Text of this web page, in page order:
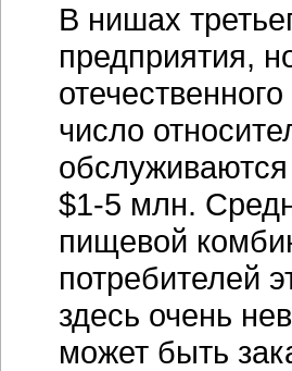
В нишах
предприятия,
число
обслуживаются
$1-5 млн.
пищевой
потребителей
здесь очень
может быть